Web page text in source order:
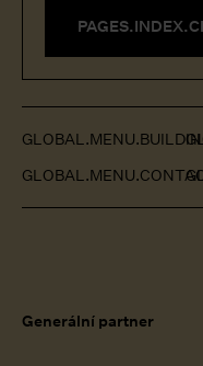
Generální partner